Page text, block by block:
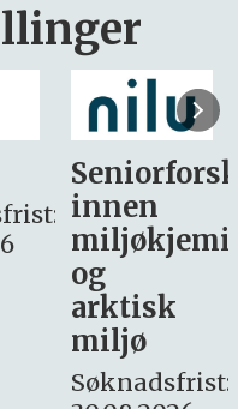
søker
– fast
Søknadsfrist:
16. august.